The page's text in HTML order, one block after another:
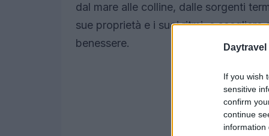
Daytravel
If you wish
sensitive
confirm
continue
information
dal mare alle colline, dalle sorgenti
sue proprietà e i suoi ritmi, e
benessere.